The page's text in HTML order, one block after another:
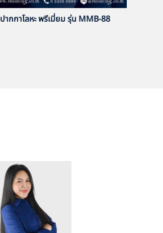
ปากกาโลหะ พรีเมี่ยม รุ่น MMB-88